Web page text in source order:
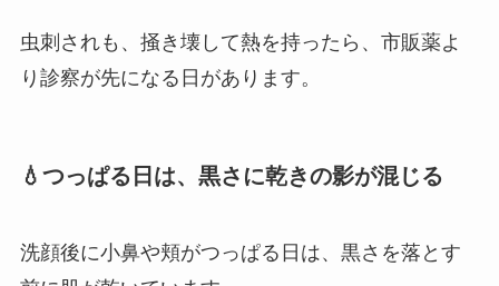
虫刺されも、掻き壊して熱を持ったら、市販薬よ
り診察が先になる日があります。
💧つっぱる日は、黒さに乾きの影が混じる
洗顔後に小鼻や頬がつっぱる日は、黒さを落とす